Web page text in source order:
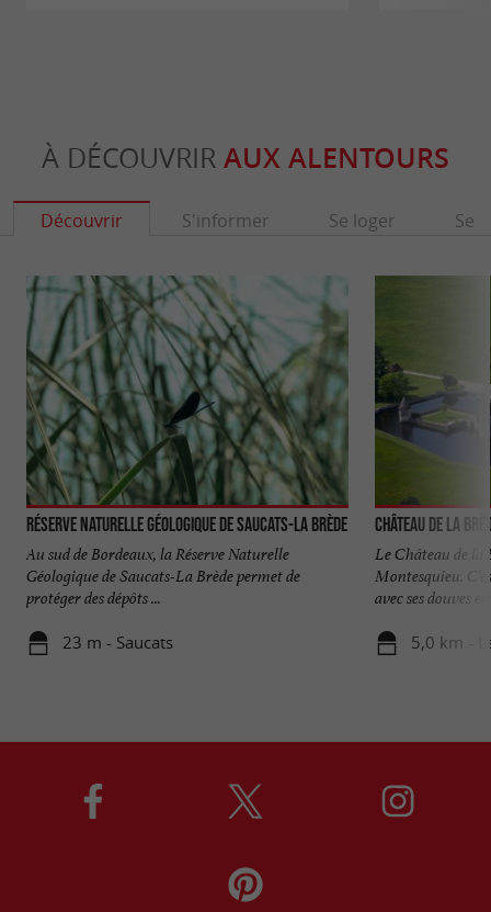
À DÉCOUVRIR AUX ALENTOURS
Découvrir S'informer Se loger Se
Réserve naturelle géologique de Saucats-La Brède
Au sud de Bordeaux, la Réserve Naturelle
Géologique de Saucats-La Brède permet de
protéger des dépôts ...
23 m - Saucats
Château de La
Le Château de la
Montesquieu.
avec ses douves
5,0 km -